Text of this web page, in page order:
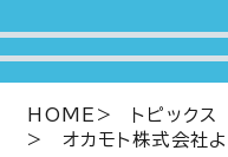
HOME
トピックス
オカモト株式会社